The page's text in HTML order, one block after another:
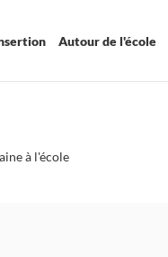
Autour de l'école
à l'école